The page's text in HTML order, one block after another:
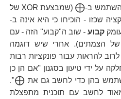
להשתמש ב-⨁
(שמבצעת XOR של
שכזו - הוכיחו כי היא אינה ב-
קבוע- שוב ה"קבוע" הזה - עם
הצמתים). אחרי שיש דוגמה
להראות עבור פונקציות רבות
על ידי טיעון בסגנון "אם הן כן
בהן כדי לחשב גם את ⨁
".
\bigoplus
לחשב עם תוכנית מתפצלת